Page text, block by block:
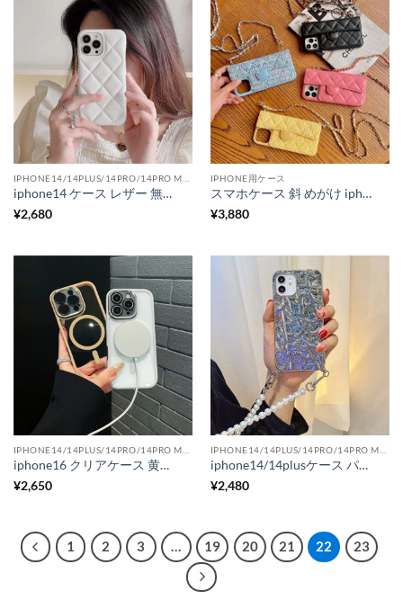
iphone14 ケース レザー 無地 iphone14pro/14plus ケース キルティング iphone13/12 ケース 人気 女子
¥2,680
IPHONE用ケース
スマホケース 斜 めがけ iphone16/16plus iphone15/14 ケース ショルダー 人気 iphone14pro ケース カード 収納 アイ フォン ケース キルティング 携帯 ケース 人気 女性
¥3,880
iphone16 クリアケース 黄ばまない ハードケース 軽量 iphone14pro/13/12 ケース マグセーフ ケース
¥2,650
iphone14/14plusケース パールチェーン iphone13 ケース キラキラ シワ加工 iphone12pro/11ケース 斜めがけ
¥2,480
1 2 3 … 19 20 21 22 23